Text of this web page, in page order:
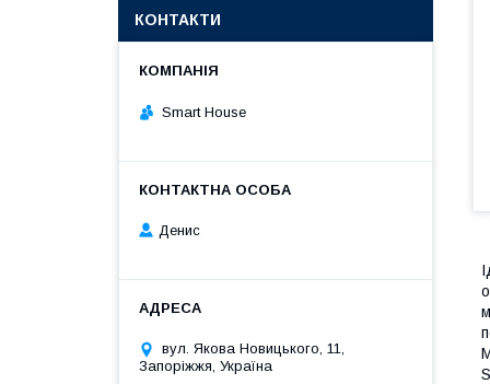
КОНТАКТИ
Smart House
Денис
вул. Якова Новицького, 11,
Запоріжжя, Україна